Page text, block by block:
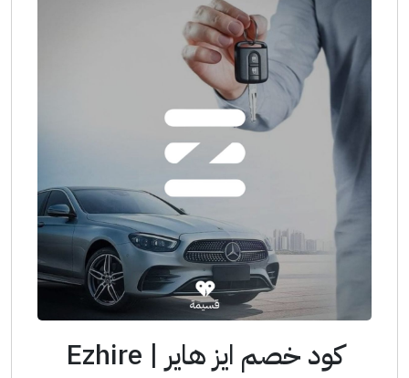
كود خصم ايز هاير | Ezhire